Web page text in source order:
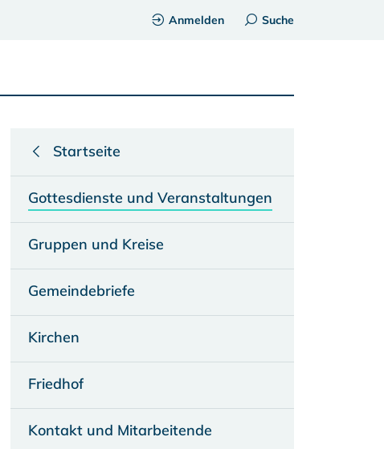
Anmelden Suche
Startseite
Gottesdienste und Veranstaltungen
Gruppen und Kreise
Gemeindebriefe
Kirchen
Friedhof
Kontakt und Mitarbeitende